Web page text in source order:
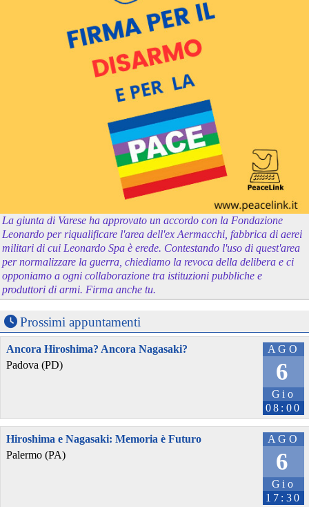
La giunta di Varese ha approvato un accordo con la Fondazione
Leonardo per riqualificare l'area dell'ex Aermacchi, fabbrica di aerei
militari di cui Leonardo Spa è erede. Contestando l'uso di quest'area
per normalizzare la guerra, chiediamo la revoca della delibera e ci
opponiamo a ogni collaborazione tra istituzioni pubbliche e
produttori di armi. Firma anche tu.
Prossimi appuntamenti
AGO
6
Gio
08:00
Ancora Hiroshima? Ancora Nagasaki?
Padova (PD)
AGO
6
Gio
17:30
Hiroshima e Nagasaki: Memoria è Futuro
Palermo (PA)